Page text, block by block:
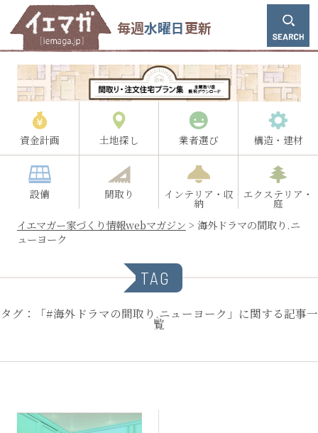
毎週水曜日更新
資金計画 土地探し 業者選び 構造・建材
設備 間取り インテリア・収
納
エクステリア・
庭
イエマガー家づくり情報webマガジン > 海外ドラマの間取り.ニ
ューヨーク
TAG
タグ：「#海外ドラマの間取り.ニューヨーク」に関する記事一
覧